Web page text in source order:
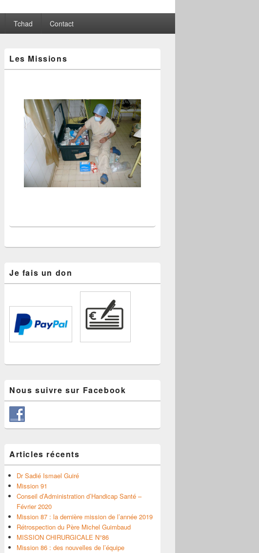
Tchad Contact
principale
de
Les Missions
Je fais un don
Nous suivre sur Facebook
Articles récents
Dr Sadié Ismael Guiré
Mission 91
Conseil d’Administration d’Handicap Santé –
Février 2020
Mission 87 : la dernière mission de l’année 2019
Rétrospection du Père Michel Guimbaud
MISSION CHIRURGICALE N°86
Mission 86 : des nouvelles de l’équipe